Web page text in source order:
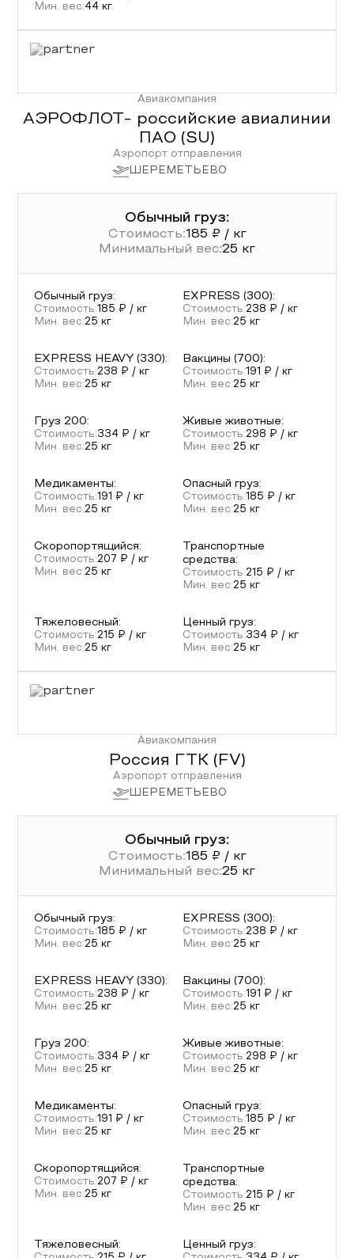
Мин. вес:44 кг
Авиакомпания
АЭРОФЛОТ- российские авиалинии
ПАО (SU)
Аэропорт отправления
ШЕРЕМЕТЬЕВО
Обычный груз:
Стоимость:185 ₽ / кг
Минимальный вес:25 кг
Обычный груз:
Стоимость:185 ₽ / кг
Мин. вес:25 кг
EXPRESS (300):
Стоимость:238 ₽ / кг
Мин. вес:25 кг
EXPRESS HEAVY (330):
Стоимость:238 ₽ / кг
Мин. вес:25 кг
Вакцины (700):
Стоимость:191
₽ / кг
Мин. вес:25 кг
Груз 200:
Стоимость:334 ₽ / кг
Мин. вес:25 кг
Живые животные:
Стоимость:298 ₽ / кг
Мин. вес:25 кг
Медикаменты:
Стоимость:191
₽ / кг
Мин. вес:25 кг
Опасный груз:
Стоимость:185 ₽ / кг
Мин. вес:25 кг
Скоропортящийся:
Стоимость:207 ₽ / кг
Мин. вес:25 кг
Транспортные
средства:
Стоимость:215 ₽ / кг
Мин. вес:25 кг
Тяжеловесный:
Стоимость:215 ₽ / кг
Мин. вес:25 кг
Ценный груз:
Стоимость:334 ₽ / кг
Мин. вес:25 кг
Авиакомпания
Россия ГТК ( FV)
Аэропорт отправления
ШЕРЕМЕТЬЕВО
Обычный груз:
Стоимость:185 ₽ / кг
Минимальный вес:25 кг
Обычный груз:
Стоимость:185 ₽ / кг
Мин. вес:25 кг
EXPRESS (300):
Стоимость:238 ₽ / кг
Мин. вес:25 кг
EXPRESS HEAVY (330):
Стоимость:238 ₽ / кг
Мин. вес:25 кг
Вакцины (700):
Стоимость:191
₽ / кг
Мин. вес:25 кг
Груз 200:
Стоимость:334 ₽ / кг
Мин. вес:25 кг
Живые животные:
Стоимость:298 ₽ / кг
Мин. вес:25 кг
Медикаменты:
Стоимость:191
₽ / кг
Мин. вес:25 кг
Опасный груз:
Стоимость:185 ₽ / кг
Мин. вес:25 кг
Скоропортящийся:
Стоимость:207 ₽ / кг
Мин. вес:25 кг
Транспортные
средства:
Стоимость:215 ₽ / кг
Мин. вес:25 кг
Тяжеловесный: Ценный груз: